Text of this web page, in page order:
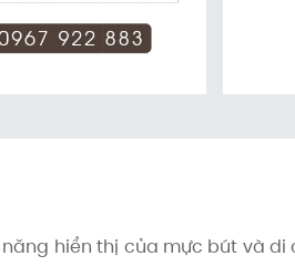
hiển thị của mực bút và